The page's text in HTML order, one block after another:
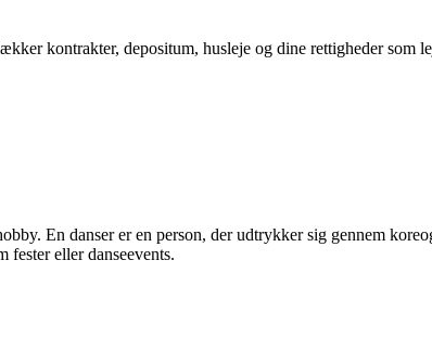
kontrakter, depositum, husleje og dine rettigheder som
En danser er en person, der udtrykker sig gennem
fester eller danseevents.